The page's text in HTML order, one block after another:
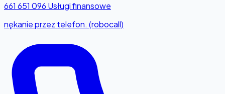
661 651 096 Usługi finansowe
nękanie przez telefon. (robocall)